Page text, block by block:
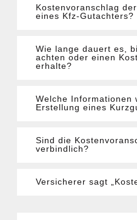
Kos­ten­vor­anschlag
eines Kfz-Gut­ach­ters?
Wie lan­ge dau­ert es,
ach­ten oder einen
erhal­te?
Wel­che Infor­ma­tio­nen
Erstel­lung eines
Sind die
ver­bind­lich?
Ver­si­che­rer sagt